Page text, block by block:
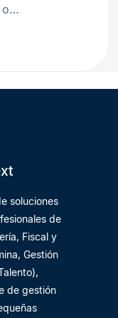
o…
soluciones
de
Fiscal y
Gestión
de gestión